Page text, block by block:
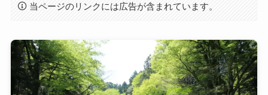
当ページのリンクには広告が含まれています。